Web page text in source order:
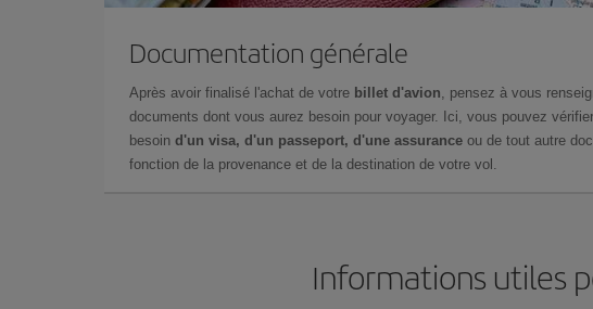
Documentation générale
Après avoir finalisé l'achat de votre billet d'avion, pensez à vous
documents dont vous aurez besoin pour voyager. Ici, vous pouvez
besoin d'un visa, d'un passeport, d'une assurance ou de tout autre
fonction de la provenance et de la destination de votre vol.
Informations utiles